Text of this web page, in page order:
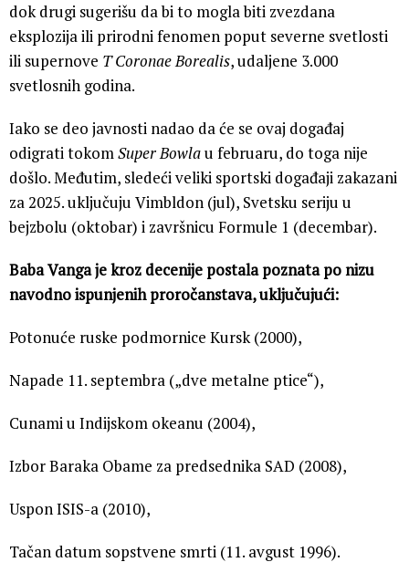
dok drugi sugerišu da bi to mogla biti zvezdana
eksplozija ili prirodni fenomen poput severne svetlosti
ili supernove T Coronae Borealis, udaljene 3.000
svetlosnih godina.
Iako se deo javnosti nadao da će se ovaj događaj
odigrati tokomSuper Bowlau februaru, do toga nije
došlo. Međutim, sledeći veliki sportski događaji zakazani
za 2025. uključuju Vimbldon (jul), Svetsku seriju u
bejzbolu (oktobar) i završnicu Formule 1 (decembar).
Baba Vanga je kroz decenije postala poznata po nizu
navodno ispunjenih proročanstava, uključujući:
Potonuće ruske podmornice Kursk (2000),
Napade 11. septembra („dve metalne ptice“),
Cunami u Indijskom okeanu (2004),
Izbor Baraka Obame za predsednika SAD (2008),
Uspon ISIS-a (2010),
Tačan datum sopstvene smrti (11. avgust 1996).